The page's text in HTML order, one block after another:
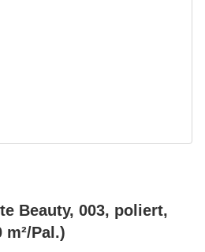
Beauty, 003, poliert,
m²/Pal.)